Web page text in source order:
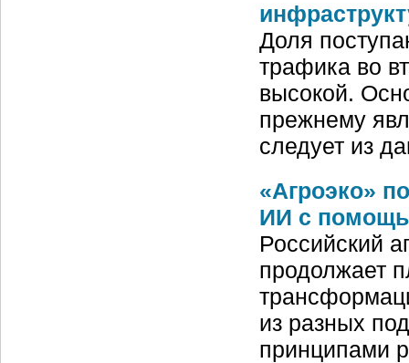
Доля
трафика во
высокой.
прежнему
следует из
«Агроэко»
ИИ с
Российский
продолжает
из разных
принципами